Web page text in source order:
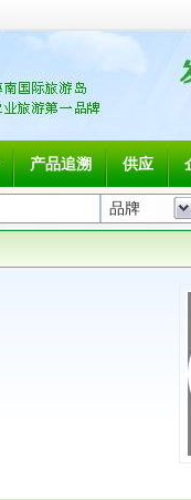
产品追溯 供应